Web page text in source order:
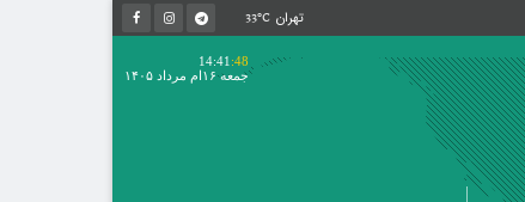
تهران 33°C
14:41 :48
جمعه ۱۶ام مرداد ۱۴۰۵